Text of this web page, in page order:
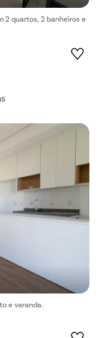
2 quartos, 2 banheiros e
e varanda.